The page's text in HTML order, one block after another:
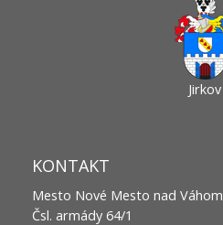
Jirkov
KONTAKT
Mesto Nové Mesto nad Váhom
Čsl. armády 64/1